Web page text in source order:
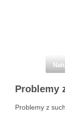
Problemy z